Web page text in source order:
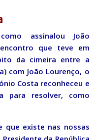
assinalou João
que teve em
da cimeira entre a
com João Lourenço, o
Costa reconheceu e
para resolver, como
que existe nas nossas